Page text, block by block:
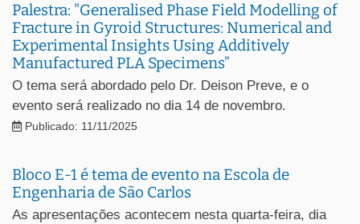
Palestra: "Generalised Phase Field Modelling of
Fracture in Gyroid Structures: Numerical and
Experimental Insights Using Additively
Manufactured PLA Specimens”
O tema será abordado pelo Dr. Deison Preve, e o
evento será realizado no dia 14 de novembro.
Publicado: 11/11/2025
Bloco E-1 é tema de evento na Escola de
Engenharia de São Carlos
As apresentações acontecem nesta quarta-feira, dia